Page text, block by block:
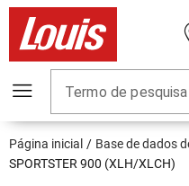
Termo de pesquisa
Página inicial
Base de dados
SPORTSTER 900 (XLH/XLCH)